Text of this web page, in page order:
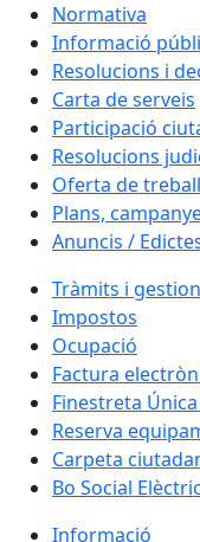
Normativa
Informació
Resolucions i
Carta de serveis
Participació
Resolucions
Oferta de treball
Plans,
Anuncis /
Tràmits i
Impostos
Ocupació
Factura
Finestreta
Reserva
Carpeta
Bo Social Elèctric
Informació